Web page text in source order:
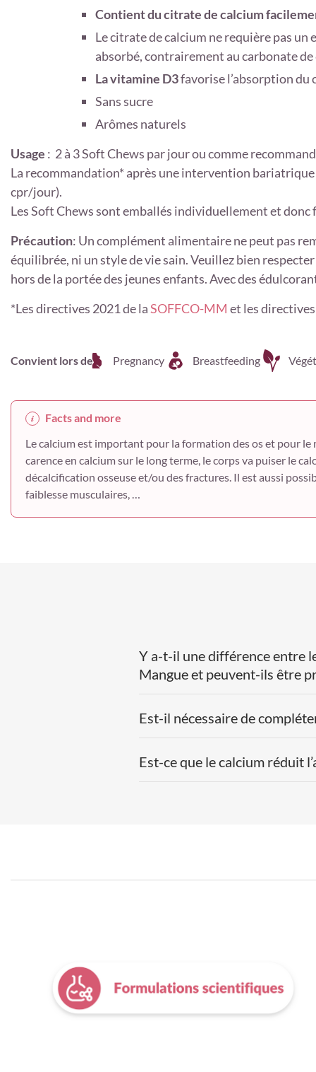
Contient du citrate de calcium
Le citrate de calcium ne requière pas
absorbé, contrairement au carbonate de
La vitamine D3favorise l’absorption du
Sans sucre
Arômes naturels
Usage : 2 à 3 Soft Chews par jour ou comme
La recommandation* après une intervention
cpr/jour).
Les Soft Chews sont emballés individuellement et donc
Précaution: Un complément alimentaire ne peut pas
équilibrée, ni un style de vie sain. Veuillez bien
hors de la portée des jeunes enfants. Avec des
*Les directives 2021 de laSOFFCO-MM et les directives
Convient lors de Pregnancy Breastfeeding
Facts and more
Le calcium est important pour la formation des os et pour le
carence en calcium sur le long terme, le corps va puiser le
décalcification osseuse et/ou des fractures. Il est aussi
faiblesse musculaires, …
Y a-t-il une différence entre
Mangue et peuvent-ils être
Est-il nécessaire de
Est-ce que le calcium réduit